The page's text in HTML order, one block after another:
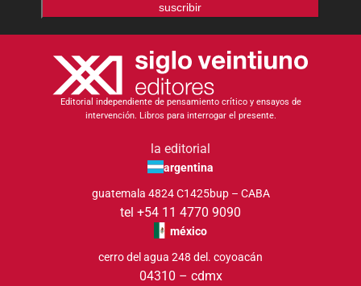
suscribir
Editorial independiente de pensamiento crítico y ensayos de
intervención. Libros para interrogar el presente.
la editorial
argentina
guatemala 4824 C1425bup – CABA
tel +54 11 4770 9090
méxico
cerro del agua 248 del. coyoacán
04310 – cdmx